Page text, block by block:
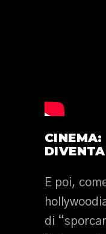
CINEMA:
E poi,
di